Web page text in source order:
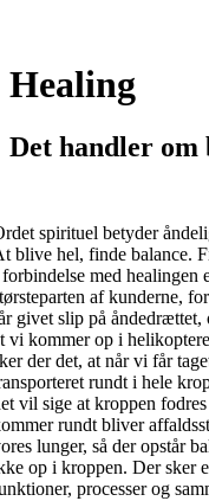
Healing
Det handler om
spirituel betyder
blive hel, finde balance.
med healingen
af kunderne,
givet slip på
vi kommer op i
der det, at når vi får
rundt i hele
vil sige at kroppen
rundt bliver
lunger, så der opstår
op i kroppen. Der sker
processer og